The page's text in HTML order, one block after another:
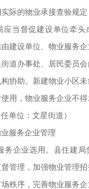
际的物业承接查验规
应当督促建设单位牵头
建设单位、物业服务
道办事处、居民委员
协助。新建物业小区未
用，物业服务企业不
单位：文星街道）
服务企业管理
企业选用。县住建局
管理，加强物业管理
秩序，完善物业服务